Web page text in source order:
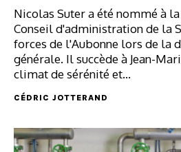
Nicolas Suter a été nommé à
Conseil d'administration de la
forces de l'Aubonne lors de la
générale. Il succède à Jean-
climat de sérénité et…
CÉDRIC JOTTERAND